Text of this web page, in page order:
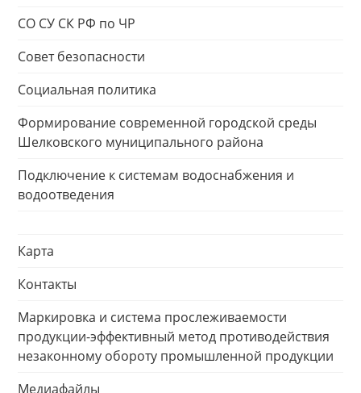
СО СУ СК РФ по ЧР
Совет безопасности
Социальная политика
Формирование современной городской среды
Шелковского муниципального района
Подключение к системам водоснабжения и
водоотведения
Карта
Контакты
Маркировка и система прослеживаемости
продукции-эффективный метод противодействия
незаконному обороту промышленной продукции
Медиафайлы